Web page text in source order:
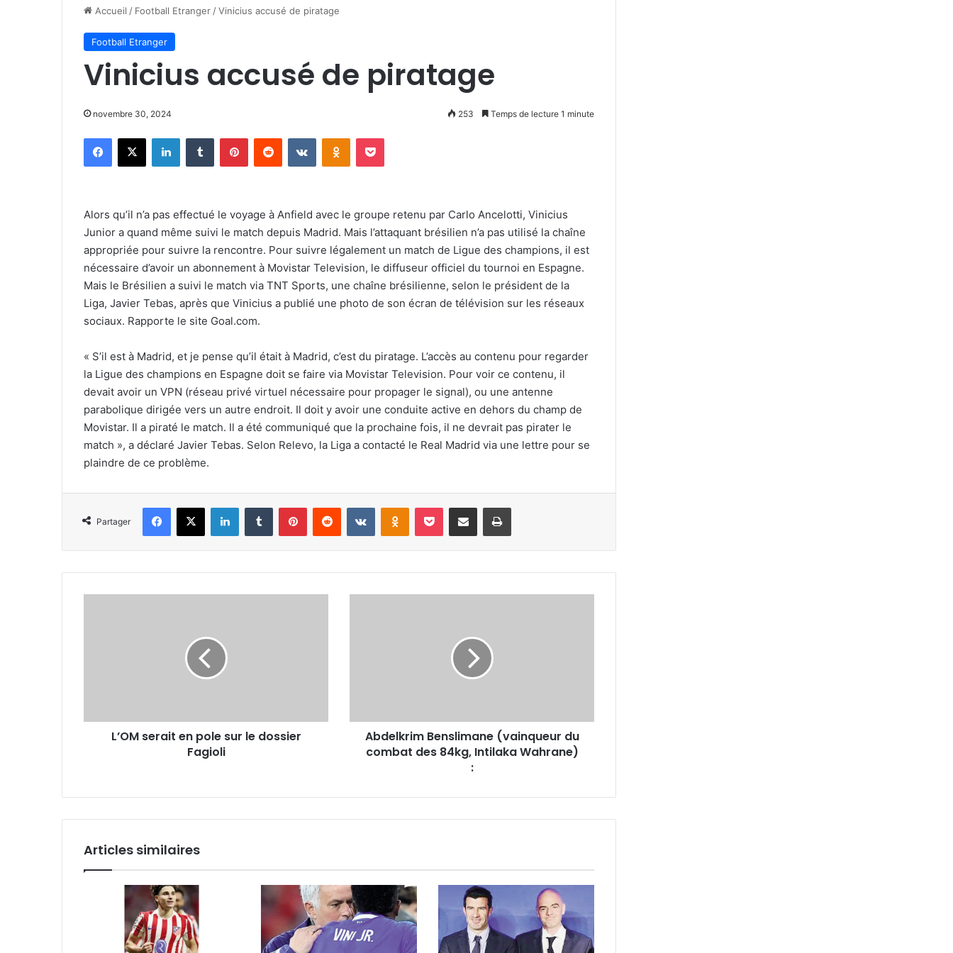
Accueil / Football Etranger /Vinicius accusé de piratage
Football Etranger
Vinicius accusé de piratage
novembre 30, 2024 253 Temps de lecture 1 minute
Facebook
X LinkedinTumblr PinterestReddit VKontakteOdnoklassniki
Pocket
Alors qu’il n’a pas effectué le voyage à Anfield avec le groupe retenu par Carlo Ancelotti, Vinicius
Junior a quand même suivi le match depuis Madrid. Mais l’attaquant brésilien n’a pas utilisé la chaîne
appropriée pour suivre la rencontre. Pour suivre légalement un match de Ligue des champions, il est
nécessaire d’avoir un abonnement à Movistar Television, le diffuseur officiel du tournoi en Espagne.
Mais le Brésilien a suivi le match via TNT Sports, une chaîne brésilienne, selon le président de la
Liga, Javier Tebas, après que Vinicius a publié une photo de son écran de télévision sur les réseaux
sociaux. Rapporte le site Goal.com.
« S’il est à Madrid, et je pense qu’il était à Madrid, c’est du piratage. L’accès au contenu pour regarder
la Ligue des champions en Espagne doit se faire via Movistar Television. Pour voir ce contenu, il
devait avoir un VPN (réseau privé virtuel nécessaire pour propager le signal), ou une antenne
parabolique dirigée vers un autre endroit. Il doit y avoir une conduite active en dehors du champ de
Movistar. Il a piraté le match. Il a été communiqué que la prochaine fois, il ne devrait pas pirater le
match », a déclaré Javier Tebas. Selon Relevo, la Liga a contacté le Real Madrid via une lettre pour se
plaindre de ce problème.
Partager
Facebook
X LinkedinTumblr PinterestReddit VKontakteOdnoklassniki
Pocket Partager par email Imprimer
L’OM serait en pole sur le dossier
Fagioli
Wahrane)
Abdelkrim Benslimane (vainqueur du
combat des 84kg, Intilaka Wahrane)
:
Articles similaires